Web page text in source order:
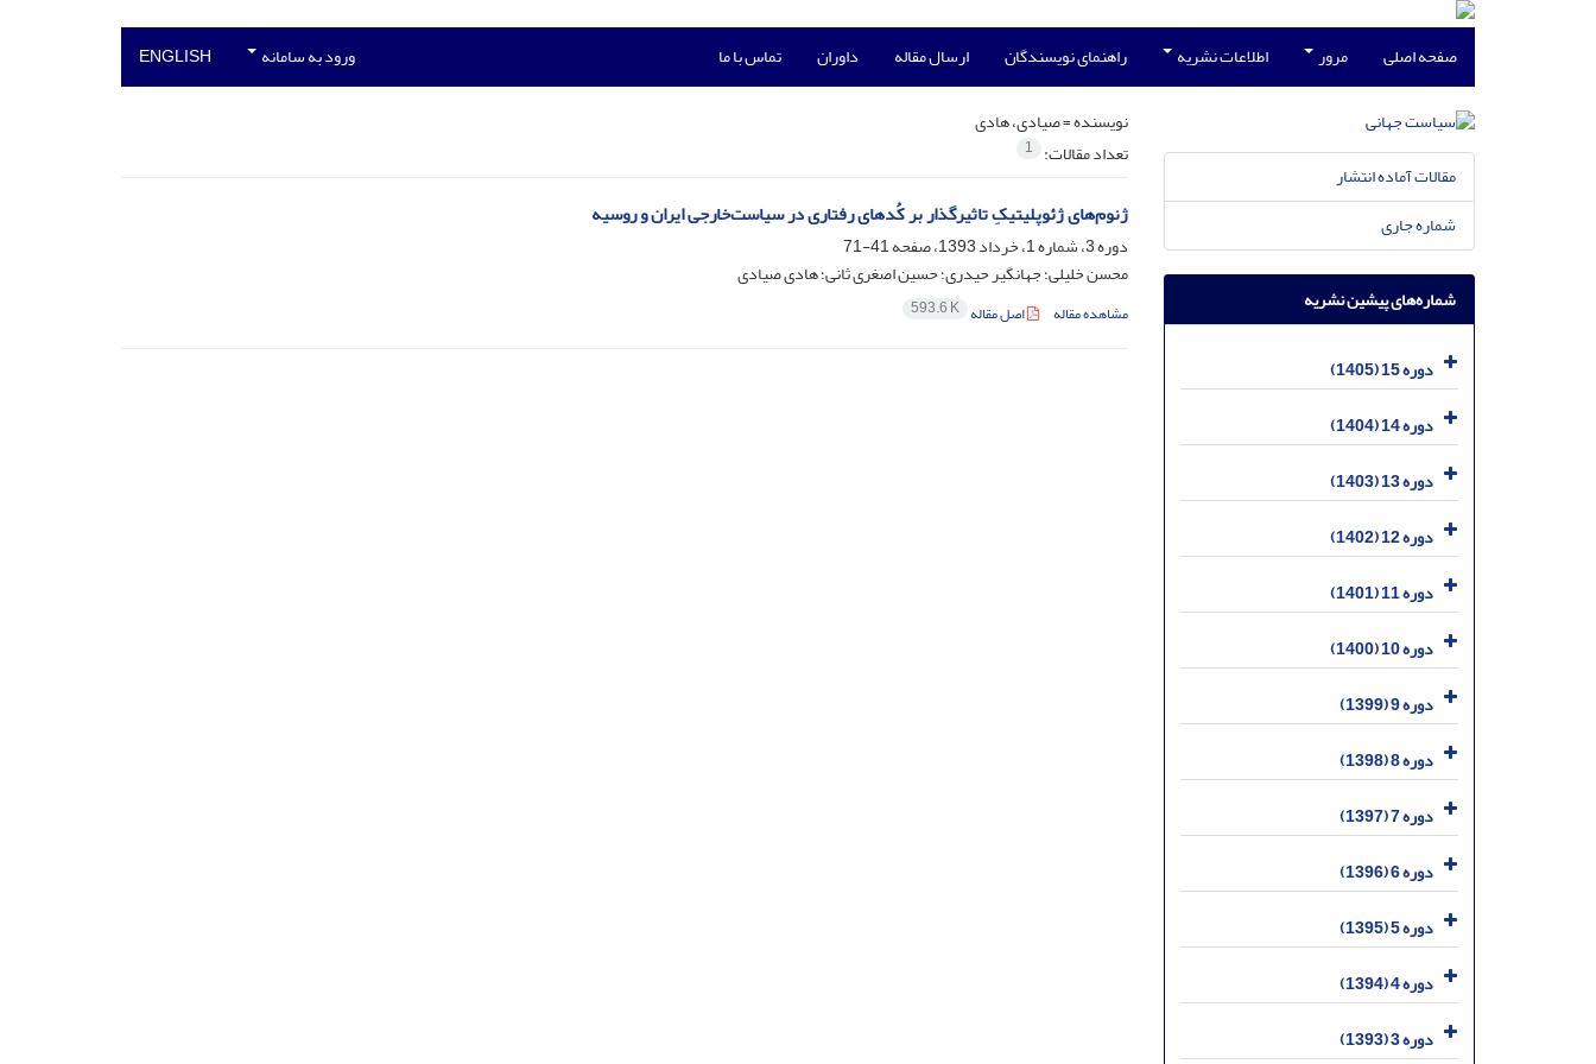
صفحه اصلی مرور اطلاعات نشریه راهنمای نویسندگان ارسال مقاله داوران تماس با ما ورود به سامانه ENGLISH
نویسنده =صیادی، هادی
تعداد مقالات: 1
ژنوم‌های ژئوپلیتیکِ تاثیرگذار بر کُدهای رفتاری در سیاست‌خارجی ایران و روسیه
دوره 3، شماره 1، خرداد 1393، صفحه
41-71
محسن خلیلی؛ جهانگیر حیدری؛ حسین اصغری ثانی؛ هادی صیادی
مشاهده مقاله اصل مقاله 593.6 K
مقالات آماده انتشار
شماره جاری
شماره‌های پیشین نشریه
دوره 15 (1405)
دوره 14 (1404)
دوره 13 (1403)
دوره 12 (1402)
دوره 11 (1401)
دوره 10 (1400)
دوره 9 (1399)
دوره 8 (1398)
دوره 7 (1397)
دوره 6 (1396)
دوره 5 (1395)
دوره 4 (1394)
دوره 3 (1393)